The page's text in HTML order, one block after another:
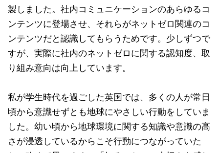
製しました。社内コミュニケーションのあらゆるコ
ンテンツに登場させ、それらがネットゼロ関連のコ
ンテンツだと認識してもらうためです。少しずつで
すが、実際に社内のネットゼロに関する認知度、取
り組み意向は向上しています。
私が学生時代を過ごした英国では、多くの人が常日
頃から意識せずとも地球にやさしい行動をしていま
した。幼い頃から地球環境に関する知識や意識の高
さが浸透しているからこそ行動につながっていた